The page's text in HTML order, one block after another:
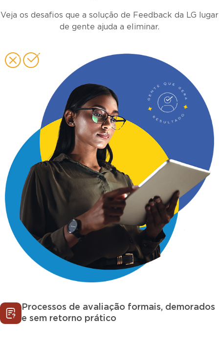
Veja os desafios que a solução de Feedback da LG lugar
de gente ajuda a eliminar.
Processos de avaliação formais, demorados
e sem retorno prático